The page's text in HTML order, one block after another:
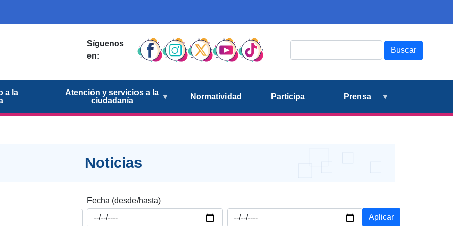
Síguenos
en:
a la
Atención y servicios a la
ciudadanía
Normatividad Participa Prensa
Noticias
Fecha (desde/hasta)